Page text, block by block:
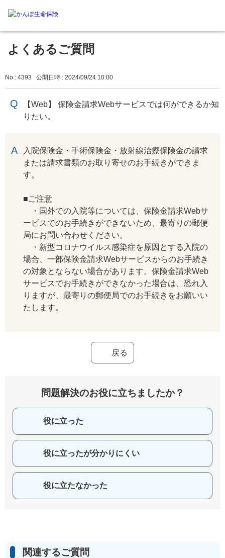
よくあるご質問
No : 4393 公開日時 : 2024/09/24 10:00
【Web】 保険金請求Webサービスでは何ができるか知
りたい。
入院保険金・手術保険金・放射線治療保険金の請求
または請求書類のお取り寄せのお手続きができま
す。
■ご注意
・国外での入院等については、保険金請求Webサ
ービスでのお手続きができないため、最寄りの郵便
局にお問い合わせください。
・新型コロナウイルス感染症を原因とする入院の
場合、一部保険金請求Webサービスからのお手続き
の対象とならない場合があります。保険金請求Web
サービスでお手続きができなかった場合は、恐れ入
りますが、最寄りの郵便局でのお手続きをお願いい
たします。
戻る
問題解決のお役に立ちましたか？
役に立った
役に立ったが分かりにくい
役に立たなかった
関連するご質問